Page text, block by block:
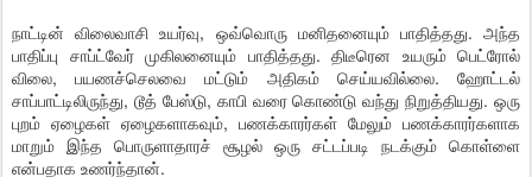
நாட்டின் விலைவாசி உயர்வு, ஒவ்வொரு மனிதனையும் பாதித்தது. அந்த
பாதிப்பு சாப்ட்வேர் முகிலனையும் பாதித்தது. திடீரென உயரும் பெட்ரோல்
விலை, பயணச்செலவை மட்டும் அதிகம் செய்யவில்லை. ஹோட்டல்
சாப்பாட்டிலிருந்து, டூத் பேஸ்டு, காபி வரை கொண்டு வந்து நிறுத்தியது. ஒரு
புறம் ஏழைகள் ஏழைகளாகவும், பணக்காரர்கள் மேலும் பணக்காரர்களாக
மாறும் இந்த பொருளாதாரச் சூழல் ஒரு சட்டப்படி நடக்கும் கொள்ளை
என்பதாக உணர்ந்தான்.